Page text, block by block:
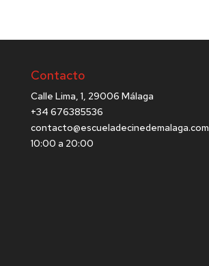
Contacto
Calle Lima, 1, 29006 Málaga
+34 676385536
contacto@escueladecinedemalaga.com
10:00 a 20:00